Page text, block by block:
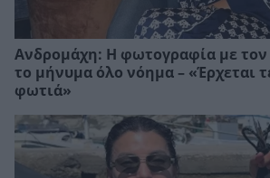
Ανδρομάχη: Η φωτογραφία με τον
το μήνυμα όλο νόημα – «Έρχεται
φωτιά»